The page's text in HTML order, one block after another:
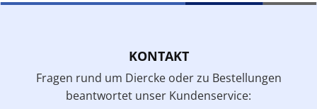
KONTAKT
Fragen rund um Diercke oder zu Bestellungen
beantwortet unser Kundenservice: